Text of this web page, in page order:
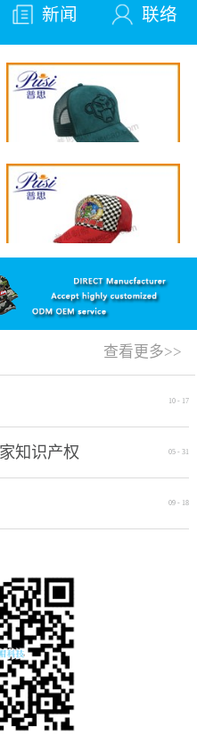
新闻 联络
10 - 17
知识产权 05 - 31
09 - 18
查看更多>>